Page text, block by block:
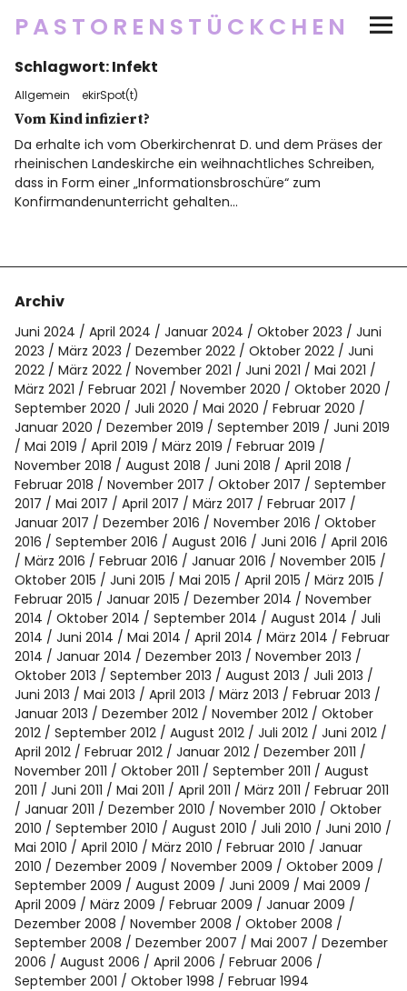
PASTORENSTÜCKCHEN
Startseite
Über
Social Media
Impressum/Datenschutz
TwitterRSSInstagramFacebookpinterest
flickr500px
Spotify
Schlagwort:Infekt
Allgemein ekirSpot(t)
Vom Kind infiziert?
Da erhalte ich vom Oberkirchenrat D. und dem Präses der
rheinischen Landeskirche ein weihnachtliches Schreiben,
dass in Form einer „Informationsbroschüre“ zum
Konfirmandenunterricht gehalten…
Archiv
Juni 2024 April 2024 Januar 2024 Oktober 2023
Juni
2023
März 2023 Dezember 2022 Oktober 2022
Juni
2022
März 2022 November 2021 Juni 2021
Mai 2021
März 2021
Februar 2021 November 2020
Oktober 2020
September 2020
Juli 2020 Mai 2020
Februar 2020
Januar 2020
Dezember 2019 September 2019
Juni 2019
Mai 2019
April 2019 März 2019
Februar 2019
November 2018
August 2018 Juni 2018
April 2018
Februar 2018
November 2017 Oktober 2017
September
2017
Mai 2017 April 2017 März 2017
Februar 2017
Januar 2017
Dezember 2016 November 2016
Oktober
2016
September 2016 August 2016 Juni 2016
April 2016
März 2016
Februar 2016 Januar 2016
November 2015
Oktober 2015
Juni 2015 Mai 2015 April 2015
März 2015
Februar 2015
Januar 2015 Dezember 2014
November
2014
Oktober 2014 September 2014 August 2014
Juli
2014
Juni 2014 Mai 2014 April 2014 März 2014
Februar
2014
Januar 2014 Dezember 2013
November 2013
Oktober 2013
September 2013 August 2013
Juli 2013
Juni 2013
Mai 2013 April 2013 März 2013
Februar 2013
Januar 2013
Dezember 2012 November 2012
Oktober
2012
September 2012 August 2012 Juli 2012
Juni 2012
April 2012
Februar 2012 Januar 2012
Dezember 2011
November 2011
Oktober 2011 September 2011
August
2011
Juni 2011 Mai 2011 April 2011 März 2011
Februar 2011
Januar 2011
Dezember 2010 November 2010
Oktober
2010
September 2010 August 2010 Juli 2010
Juni 2010
Mai 2010
April 2010 März 2010 Februar 2010
Januar
2010
Dezember 2009 November 2009
Oktober 2009
September 2009
August 2009 Juni 2009
Mai 2009
April 2009
März 2009 Februar 2009
Januar 2009
Dezember 2008
November 2008
Oktober 2008
September 2008
Dezember 2007 Mai 2007
Dezember
2006
August 2006 April 2006
Februar 2006
September 2001
Oktober 1998 Februar 1994